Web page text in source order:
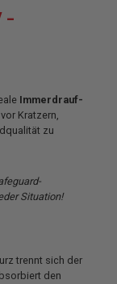
–
Immerdrauf-
Kratzern,
zu
Situation!
trennt sich der
den